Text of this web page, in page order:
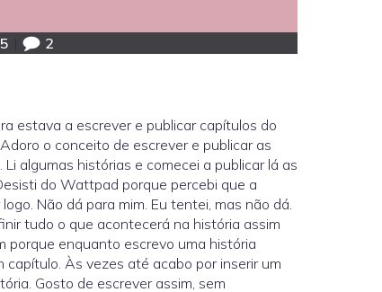
2
estava a escrever e publicar capítulos do
Adoro o conceito de escrever e publicar as
algumas histórias e comecei a publicar lá as
do Wattpad porque percebi que a
Não dá para mim. Eu tentei, mas não dá.
tudo o que acontecerá na história assim
porque enquanto escrevo uma história
Às vezes até acabo por inserir um
Gosto de escrever assim, sem